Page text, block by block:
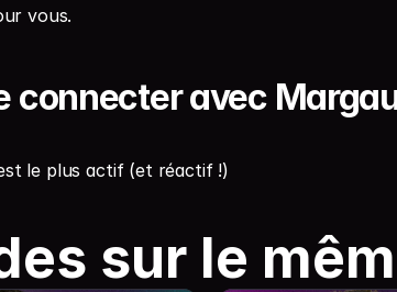
vous.
connecter avec
est le plus actif (et réactif !)
sur le